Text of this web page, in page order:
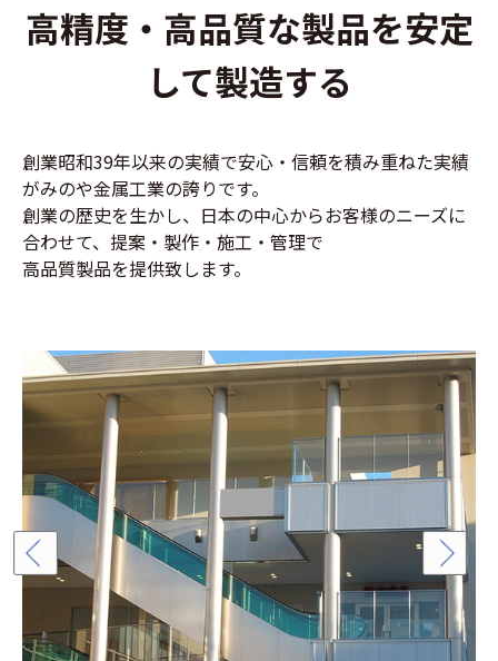
高精度・高品質な製品を安定
して製造する
創業昭和39年以来の実績で安心・信頼を積み重ねた実績
がみのや金属工業の誇りです。
創業の歴史を生かし、日本の中心からお客様のニーズに
合わせて、提案・製作・施工・管理で
高品質製品を提供致します。